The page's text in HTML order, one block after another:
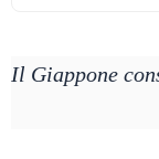
Il Giappone